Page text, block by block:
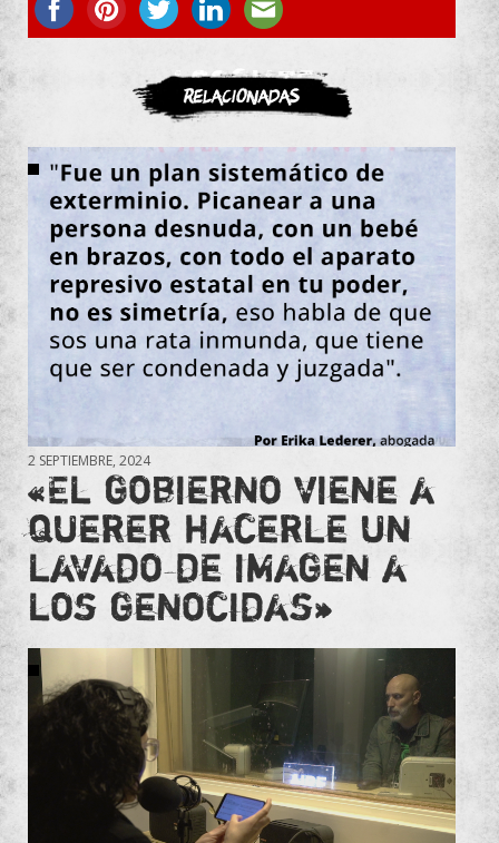
ASOCIATE
Relacionadas
2 SEPTIEMBRE, 2024
«El gobierno viene a
querer hacerle un
lavado de imagen a
los genocidas»